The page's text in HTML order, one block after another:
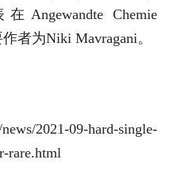
在 Angewandte Chemie
者为Niki Mavragani。
2021-09-hard-single-
rare.html